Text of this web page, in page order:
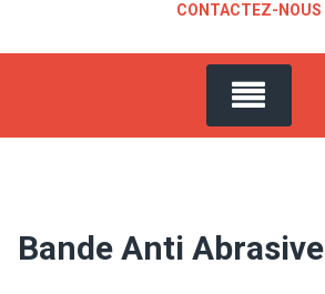
CONTACTEZ-NOUS
Bande Anti Abrasive